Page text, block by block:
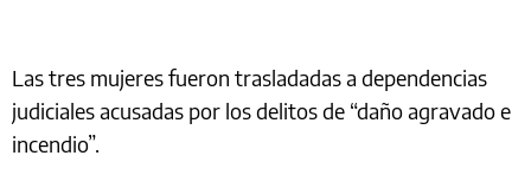
Las tres mujeres fueron trasladadas a dependencias
judiciales acusadas por los delitos de “daño agravado e
incendio”.